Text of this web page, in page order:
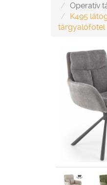
Operatív
K495
tárgyalófotel